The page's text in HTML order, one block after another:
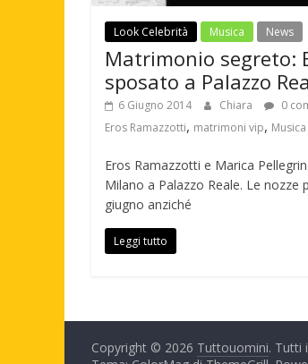
Look Celebrità Musica News
Matrimonio segreto:
sposato a Palazzo
6 Giugno 2014 Chiara 0
Eros Ramazzotti, matrimoni vip, Musica
Eros Ramazzotti e Marica
Milano a Palazzo Reale. Le nozze
giugno anziché
Leggi tutto
Copyright © 2026 Tuttouomini. Tutti